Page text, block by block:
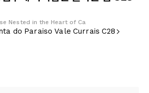
Nested in the Heart of Ca
do Paraiso Vale Currais C28